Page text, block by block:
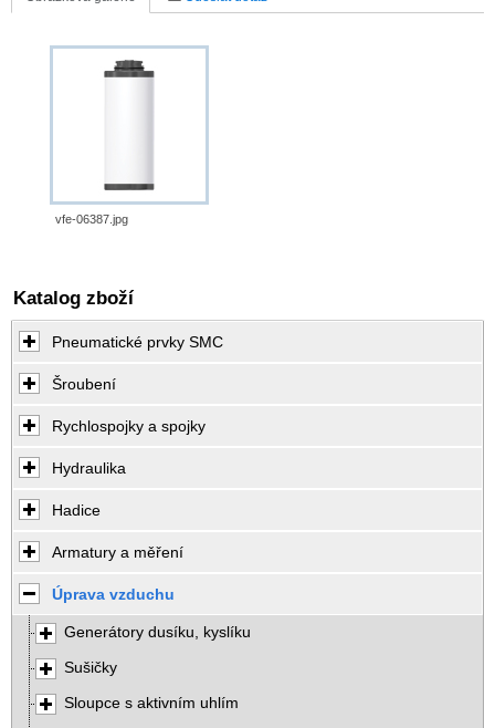
vfe-06387.jpg
Katalog zboží
Pneumatické prvky SMC
Šroubení
Rychlospojky a spojky
Hydraulika
Hadice
Armatury a měření
Úprava vzduchu
Generátory dusíku, kyslíku
Sušičky
Sloupce s aktivním uhlím